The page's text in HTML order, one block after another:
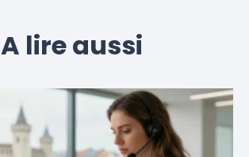
A lire aussi